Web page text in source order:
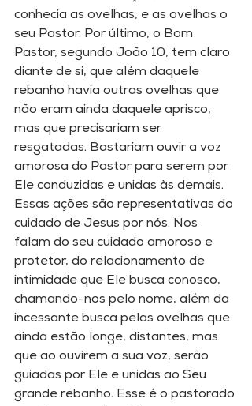
conhecia as ovelhas, e as ovelhas o
seu Pastor. Por último, o Bom
Pastor, segundo João 10, tem claro
diante de si, que além daquele
rebanho havia outras ovelhas que
não eram ainda daquele aprisco,
mas que precisariam ser
resgatadas. Bastariam ouvir a voz
amorosa do Pastor para serem por
Ele conduzidas e unidas às demais.
Essas ações são representativas do
cuidado de Jesus por nós. Nos
falam do seu cuidado amoroso e
protetor, do relacionamento de
intimidade que Ele busca conosco,
chamando-nos pelo nome, além da
incessante busca pelas ovelhas que
ainda estão longe, distantes, mas
que ao ouvirem a sua voz, serão
guiadas por Ele e unidas ao Seu
grande rebanho. Esse é o pastorado